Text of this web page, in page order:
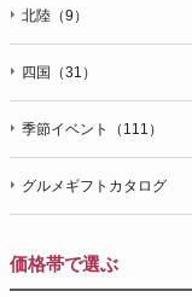
北陸（9）
四国（31）
季節イベント（111）
グルメギフトカタログ
価格帯で選ぶ